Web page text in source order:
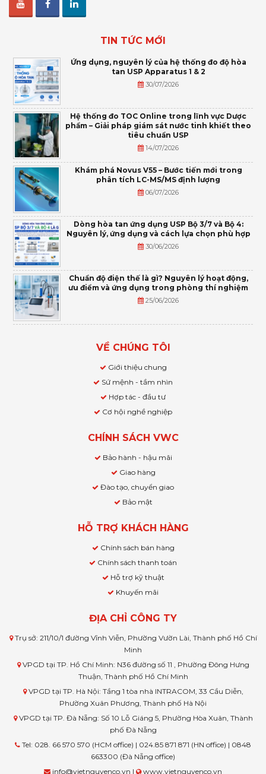
TIN TỨC MỚI
Ứng dụng, nguyên lý của hệ thống đo độ hòa
tan USP Apparatus 1 & 2
30/07/2026
Hệ thống đo TOC Online trong lĩnh vực Dược
phẩm – Giải pháp giám sát nước tinh khiết theo
tiêu chuẩn USP
14/07/2026
Khám phá Novus V55 – Bước tiến mới trong
phân tích LC-MS/MS định lượng
06/07/2026
Dòng hòa tan ứng dụng USP Bộ 3/7 và Bộ 4:
Nguyên lý, ứng dụng và cách lựa chọn phù hợp
30/06/2026
Chuẩn độ điện thế là gì? Nguyên lý hoạt động,
ưu điểm và ứng dụng trong phòng thí nghiệm
25/06/2026
VỀ CHÚNG TÔI
Giới thiệu chung
Sứ mệnh - tầm nhìn
Hợp tác - đầu tư
Cơ hội nghề nghiệp
CHÍNH SÁCH VWC
Bảo hành - hậu mãi
Giao hàng
Đào tạo, chuyển giao
Bảo mật
HỖ TRỢ KHÁCH HÀNG
Chính sách bán hàng
Chính sách thanh toán
Hỗ trợ kỹ thuật
Khuyến mãi
ĐỊA CHỈ CÔNG TY
Trụ sở: 211/10/1 đường Vĩnh Viễn, Phường Vườn Lài, Thành phố Hồ Chí
Minh
VPGD tại TP. Hồ Chí Minh: N36 đường số 11 , Phường Đông Hưng
Thuận, Thành phố Hồ Chí Minh
VPGD tại TP. Hà Nội: Tầng 1 tòa nhà INTRACOM, 33 Cầu Diễn,
Phường Xuân Phương, Thành phố Hà Nội
VPGD tại TP. Đà Nẵng: Số 10 Lỗ Giáng 5, Phường Hòa Xuân, Thành
phố Đà Nẵng
Tel: 028. 66 570 570 (HCM office) | 024.85 871 871 (HN office) | 0848
663300 (Đà Nẵng office)
info@vietnguyenco.vn |
www.vietnguyenco.vn